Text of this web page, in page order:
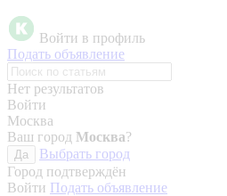
Войти в профиль
Подать объявление
Нет результатов
Войти
Москва
Ваш город Москва?
Да
Выбрать город
Город подтверждён
Войти Подать объявление